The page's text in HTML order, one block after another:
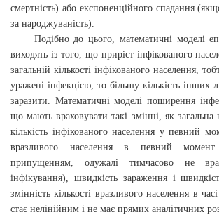
смертність) або експоненційного спадання
за народжуваність).
Подібно до цього, математичні моделі
виходять із того, що приріст інфікованого
загальній кількості інфікованого населення,
уражені інфекцією, то більшу кількість
заразити. Математичні моделі поширення
що мають враховувати такі змінні, як загальна
кількість інфікованого населення у певний
вразливого населення в певний
припущенням, одужалі тимчасово не
інфікування), швидкість зараження і
змінність кількості вразливого населення в
стає нелінійним і не має прямих аналітичних